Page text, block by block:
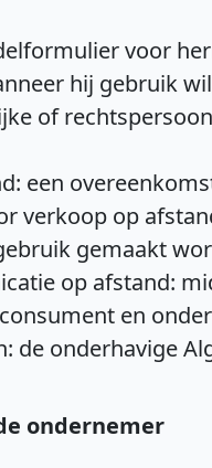
voor
hij gebruik
of
een
verkoop op
gemaakt
op afstand:
en
de onderhavige
ondernemer